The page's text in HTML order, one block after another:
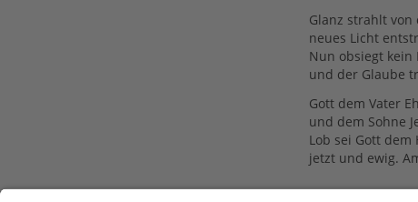
Glanz strahlt
neues Licht
Nun obsiegt kein
und der Glaube
Gott dem Vater
und dem Sohne
Lob sei Gott dem
jetzt und ewig.